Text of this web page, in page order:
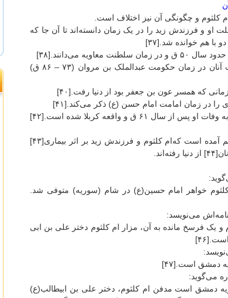
کلثوم و چگونگی آن نیز اختلاف است.
او و فرزندش زید را در یک زمان دانسته‌اند تا آن جا که
با هم خوانده شد.[۳۷]
معاویه می‌دانند.[۳۸]
برخی گفته‌اند: وفات آنان در زمان حکومت عبدالملک بن مروان (۷۳ – ۸۶ ق)
که همسر عون بن جعفر بود از دنیا رفت.[۴۰]
را در زمان امامت امام حسن (ع) ذکر می‌کند.[۴۱]
سال ۶۱ ق و واقعه کربلا شده است.[۴۲]
درباره نحوه وفات هم آمده است که‌ام کلثوم و فرزندش زید بر اثر بیماری[۴۳]
خواهر امام حسین(ع) در شام (سوریه) متوفی شد.
می‌نویسد:
یک فرسخ مانده به آن، مزار ام کلثوم دختر علی بن ابی
دمشق است.[۴۷]
می‌گوید:
دمشق است مدفن ام کلثوم، دختر علی بن ابیطالب(ع)